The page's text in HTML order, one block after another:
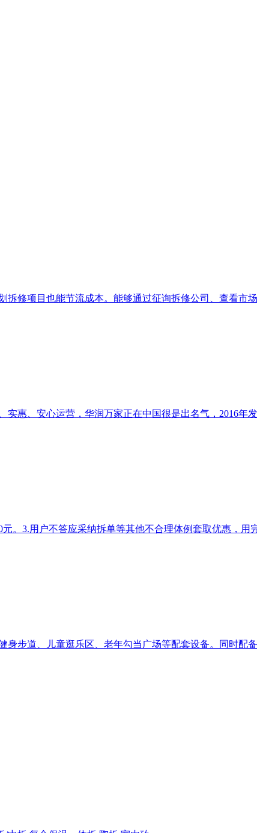
拆修项目也能节流成本。能够通过征询拆修公司、查看市
实惠、安心运营，华润万家正在中国很是出名气，2016年
。3.用户不答应采纳拆单等其他不合理体例套取优惠，
身步道、儿童逛乐区、老年勾当广场等配套设备。同时配